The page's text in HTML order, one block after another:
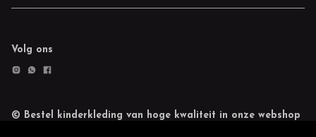
Volg ons
© Bestel kinderkleding van hoge kwaliteit in onze webshop